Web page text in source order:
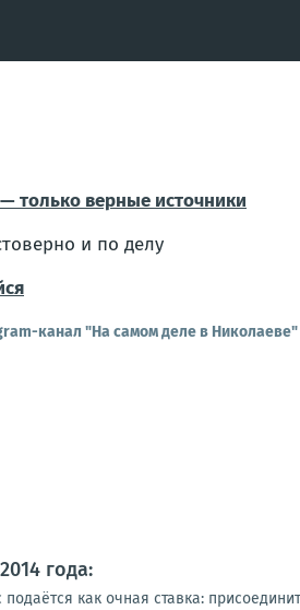
только верные источники
и по делу
канал "На самом деле в Николаеве"
года:
как очная ставка: